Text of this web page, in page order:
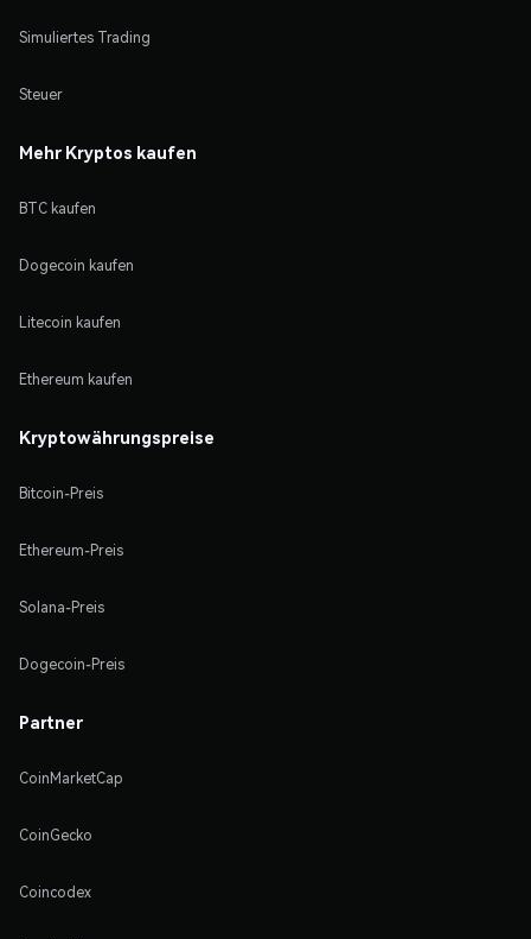
Simuliertes Trading
Steuer
Mehr Kryptos kaufen
BTC kaufen
Dogecoin kaufen
Litecoin kaufen
Ethereum kaufen
Kryptowährungspreise
Bitcoin-Preis
Ethereum-Preis
Solana-Preis
Dogecoin-Preis
Partner
CoinMarketCap
CoinGecko
Coincodex